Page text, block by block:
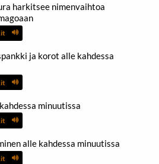
harkitsee nimenvaihtoa
ja korot alle kahdessa
minuutissa
alle kahdessa minuutissa